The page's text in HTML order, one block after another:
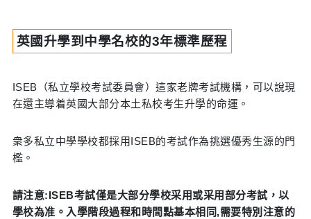
英國升學到中學名校的3年標準歷程
ISEB（私立學校考試委員會）這家老牌考試機構，可以說現
在還主導着英國大部分本土私校考生升學的命運。
衆多私立中學學校都採用ISEB的考試作為挑選優秀生源的門
檻。
請注意:ISEB考試僅是大部分學校采用或采用部分考試，以
學校為准。入學階段過程和時間點基本相同,需要特別注意的